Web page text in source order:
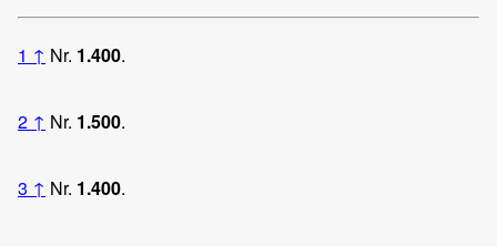
1 ↑ Nr. 1.400.
2 ↑ Nr. 1.500.
3 ↑ Nr. 1.400.